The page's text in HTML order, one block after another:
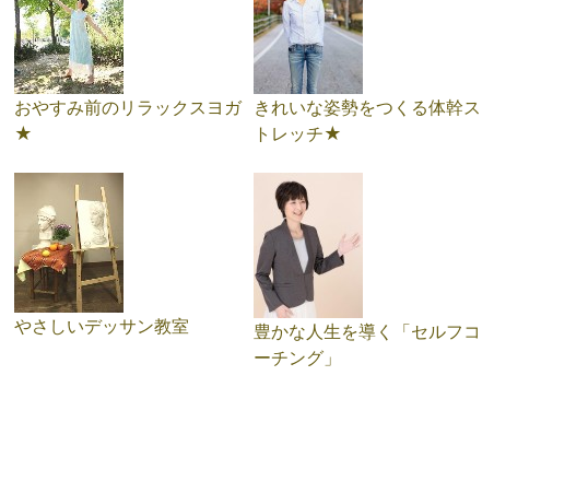
おやすみ前のリラックスヨガ
★
きれいな姿勢をつくる体幹ス
トレッチ★
やさしいデッサン教室
豊かな人生を導く「セルフコ
ーチング」